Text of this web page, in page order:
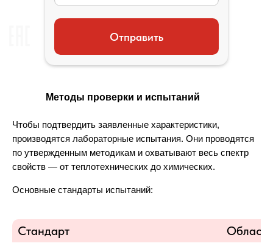
Отправить
Методы проверки и испытаний
Чтобы подтвердить заявленные характеристики,
производятся лабораторные испытания. Они проводятся
по утвержденным методикам и охватывают весь спектр
свойств — от теплотехнических до химических.
Основные стандарты испытаний:
Стандарт